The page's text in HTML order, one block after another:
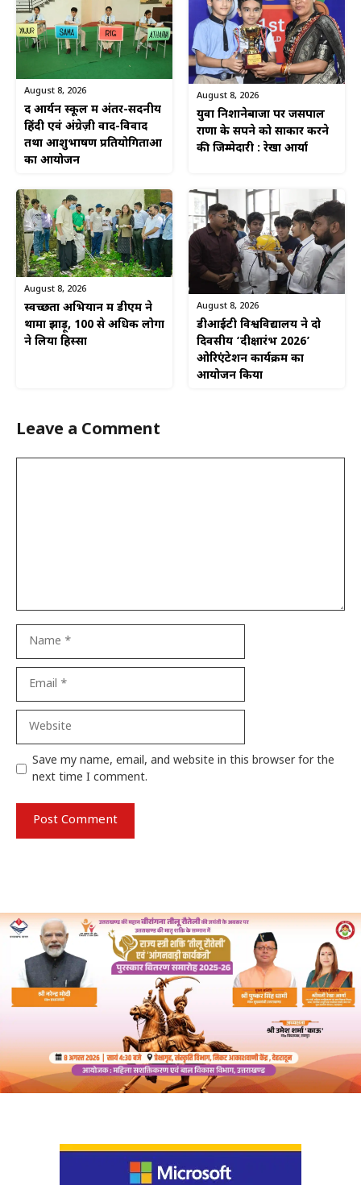
August 8, 2026
द आर्यन स्कूल में अंतर-सदनीय
हिंदी एवं अंग्रेज़ी वाद-विवाद
तथा आशुभाषण प्रतियोगिताओं
का आयोजन
August 8, 2026
युवा निशानेबाजों पर जसपाल
राणा के सपने को साकार करने
की जिम्मेदारी : रेखा आर्या
August 8, 2026
स्वच्छता अभियान में डीएम ने
थामा झाड़ू, 100 से अधिक लोगों
ने लिया हिस्सा
August 8, 2026
डीआईटी विश्वविद्यालय ने दो
दिवसीय ‘दीक्षारंभ 2026’
ओरिएंटेशन कार्यक्रम का
आयोजन किया
Leave a Comment
Save my name, email, and website in this browser for the
next time I comment.